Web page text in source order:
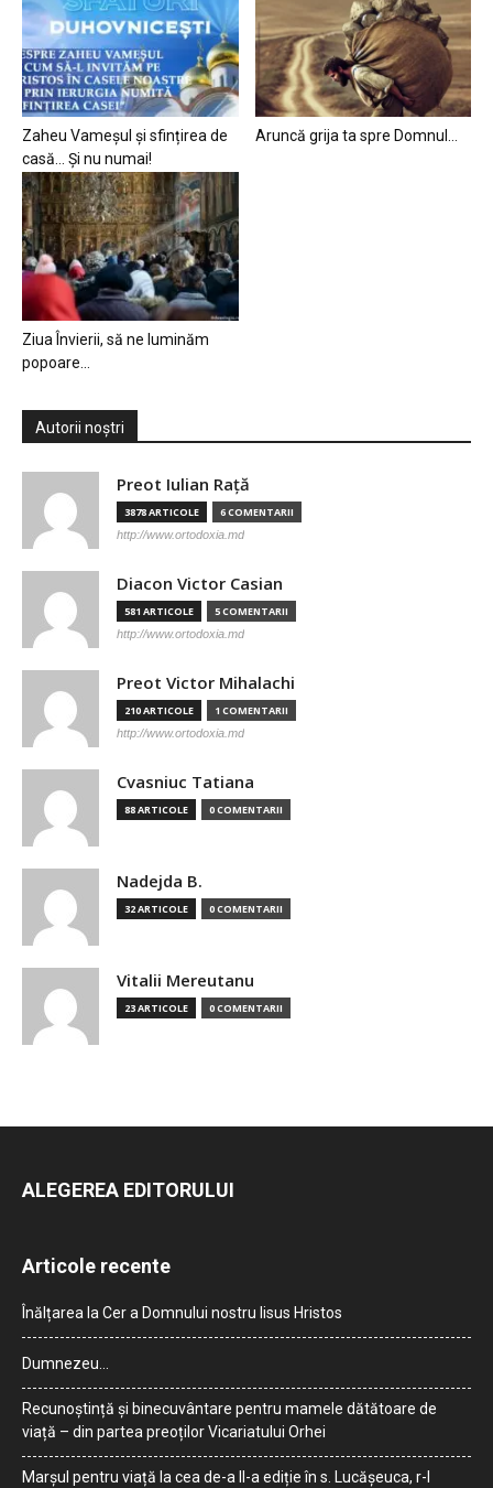
Zaheu Vameșul și sfințirea de
casă… Și nu numai!
Aruncă grija ta spre Domnul…
Ziua Învierii, să ne luminăm
popoare…
Autorii noștri
Preot Iulian Raţă
3878 ARTICOLE 6 COMENTARII
http://www.ortodoxia.md
Diacon Victor Casian
581 ARTICOLE 5 COMENTARII
http://www.ortodoxia.md
Preot Victor Mihalachi
210 ARTICOLE 1 COMENTARII
http://www.ortodoxia.md
Cvasniuc Tatiana
88 ARTICOLE 0 COMENTARII
Nadejda B.
32 ARTICOLE 0 COMENTARII
Vitalii Mereutanu
23 ARTICOLE 0 COMENTARII
ALEGEREA EDITORULUI
Articole recente
Înălțarea la Cer a Domnului nostru Iisus Hristos
Dumnezeu…
Recunoștință și binecuvântare pentru mamele dătătoare de
viață – din partea preoților Vicariatului Orhei
Marșul pentru viață la cea de-a II-a ediție în s. Lucășeuca, r-l